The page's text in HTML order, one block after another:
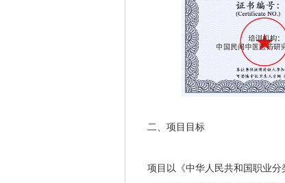
二、项目目标
项目以《中华人民共和国职业